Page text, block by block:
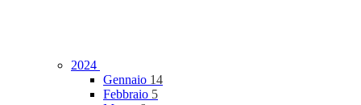
2024
Gennaio 14
Febbraio 5